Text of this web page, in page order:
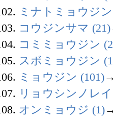
ミナトミョウジ
コウジンサマ (21)
コミミョウジン
スボミョウジン
ミョウジン (101)
リョウシンノレ
オンミョウジ (1)